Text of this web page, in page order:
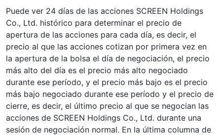
Puede ver 24 días de las acciones SCREEN Holdings
Co., Ltd. histórico para determinar el precio de
apertura de las acciones para cada día, es decir, el
precio al que las acciones cotizan por primera vez en
la apertura de la bolsa el día de negociación, el precio
más alto del día es el precio más alto negociado
durante ese período, y el precio más bajo es el precio
más bajo negociado durante ese período y el precio de
cierre, es decir, el último precio al que se negocian las
acciones de SCREEN Holdings Co., Ltd. durante una
sesión de negociación normal. En la última columna de